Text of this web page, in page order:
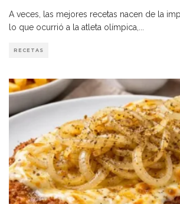
A veces, las mejores recetas nacen de la
lo que ocurrió a la atleta olímpica,
RECETAS